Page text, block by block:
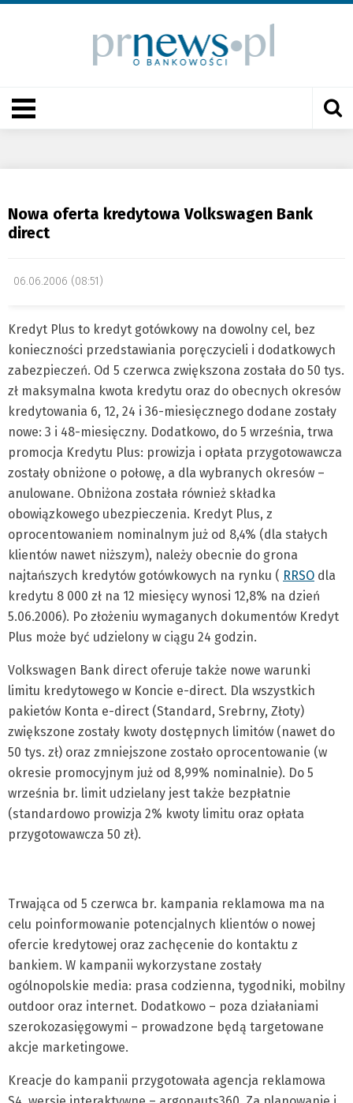
Nowa oferta kredytowa Volkswagen Bank
direct
06.06.2006 (08:51)
Kredyt Plus to kredyt gotówkowy na dowolny cel, bez
konieczności przedstawiania poręczycieli i dodatkowych
zabezpieczeń. Od 5 czerwca zwiększona została do 50 tys.
zł maksymalna kwota kredytu oraz do obecnych okresów
kredytowania 6, 12, 24 i 36-miesięcznego dodane zostały
nowe: 3 i 48-miesięczny. Dodatkowo, do 5 września, trwa
promocja Kredytu Plus: prowizja i opłata przygotowawcza
zostały obniżone o połowę, a dla wybranych okresów –
anulowane. Obniżona została również składka
obowiązkowego ubezpieczenia. Kredyt Plus, z
oprocentowaniem nominalnym już od 8,4% (dla stałych
klientów nawet niższym), należy obecnie do grona
najtańszych kredytów gotówkowych na rynku ( RRSO dla
kredytu 8 000 zł na 12 miesięcy wynosi 12,8% na dzień
5.06.2006). Po złożeniu wymaganych dokumentów Kredyt
Plus może być udzielony w ciągu 24 godzin.
Volkswagen Bank direct oferuje także nowe warunki
limitu kredytowego w Koncie e-direct. Dla wszystkich
pakietów Konta e-direct (Standard, Srebrny, Złoty)
zwiększone zostały kwoty dostępnych limitów (nawet do
50 tys. zł) oraz zmniejszone zostało oprocentowanie (w
okresie promocyjnym już od 8,99% nominalnie). Do 5
września br. limit udzielany jest także bezpłatnie
(standardowo prowizja 2% kwoty limitu oraz opłata
przygotowawcza 50 zł).
Trwająca od 5 czerwca br. kampania reklamowa ma na
celu poinformowanie potencjalnych klientów o nowej
ofercie kredytowej oraz zachęcenie do kontaktu z
bankiem. W kampanii wykorzystane zostały
ogólnopolskie media: prasa codzienna, tygodniki, mobilny
outdoor oraz internet. Dodatkowo – poza działaniami
szerokozasięgowymi – prowadzone będą targetowane
akcje marketingowe.
Kreacje do kampanii przygotowała agencja reklamowa